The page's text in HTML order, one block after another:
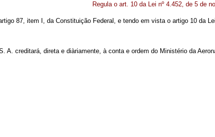
Regula o art. 10 da Lei nº 4.452, de 5 de
87, item I, da Constituição Federal, e tendo em vista o artigo 10 da
creditará, direta e diàriamente, à conta e ordem do Ministério da